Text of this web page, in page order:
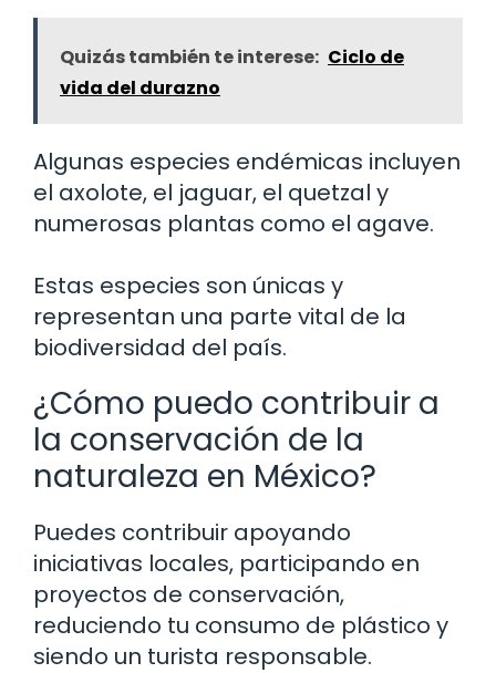
Quizás también te interese: Ciclo de
vida del durazno
Algunas especies endémicas incluyen
el axolote, el jaguar, el quetzal y
numerosas plantas como el agave.
Estas especies son únicas y
representan una parte vital de la
biodiversidad del país.
¿Cómo puedo contribuir a
la conservación de la
naturaleza en México?
Puedes contribuir apoyando
iniciativas locales, participando en
proyectos de conservación,
reduciendo tu consumo de plástico y
siendo un turista responsable.